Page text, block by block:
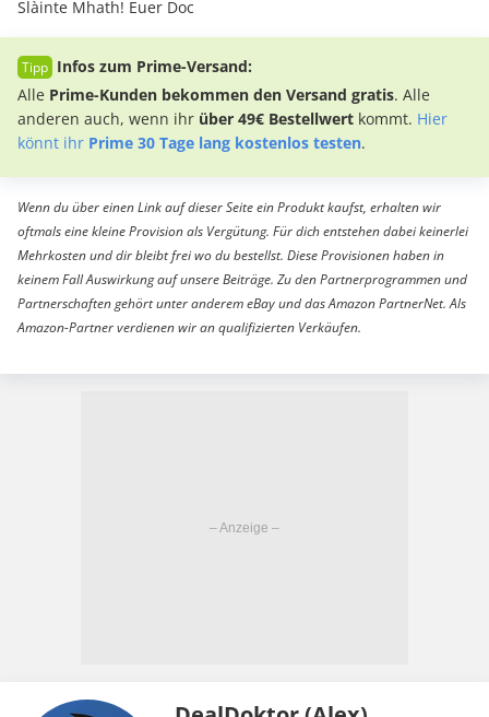
Slàinte Mhath! Euer Doc
Infos zum Prime-Versand:
Alle Prime-Kunden bekommen den Versand gratis. Alle
anderen auch, wenn ihr über 49€ Bestellwert kommt. Hier
könnt ihr Prime 30 Tage lang kostenlos testen.
Wenn du über einen Link auf dieser Seite ein Produkt kaufst, erhalten wir
oftmals eine kleine Provision als Vergütung. Für dich entstehen dabei keinerlei
Mehrkosten und dir bleibt frei wo du bestellst. Diese Provisionen haben in
keinem Fall Auswirkung auf unsere Beiträge. Zu den Partnerprogrammen und
Partnerschaften gehört unter anderem eBay und das Amazon PartnerNet. Als
Amazon-Partner verdienen wir an qualifizierten Verkäufen.